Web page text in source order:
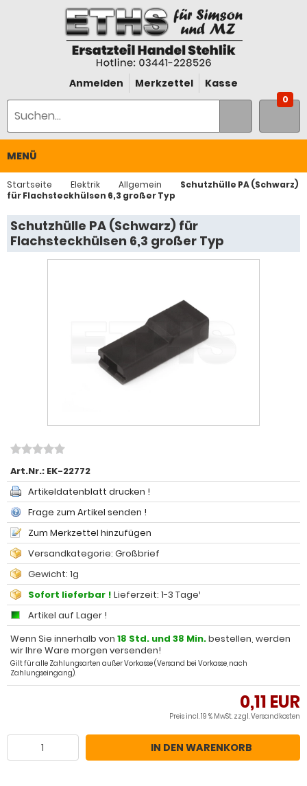
Anmelden Merkzettel Kasse
0
MENÜ
Startseite Elektrik Allgemein
Schutzhülle PA (Schwarz)
für Flachsteckhülsen 6,3 großer Typ
Schutzhülle PA (Schwarz) für
Flachsteckhülsen 6,3 großer Typ
Art.Nr.: EK-22772
Artikeldatenblatt drucken !
Frage zum Artikel senden !
Zum Merkzettel hinzufügen
Versandkategorie: Großbrief
Gewicht: 1g
Sofort lieferbar ! Lieferzeit: 1-3 Tage¹
Artikel auf Lager !
Wenn Sie innerhalb von 18 Std. und 38 Min.bestellen, werden
wir Ihre Ware morgen versenden!
Gilt für alle Zahlungsarten außer Vorkasse (Versand bei Vorkasse, nach
Zahlungseingang).
0,11 EUR
Preis incl. 19 % MwSt. zzgl.Versandkosten
IN DEN WARENKORB